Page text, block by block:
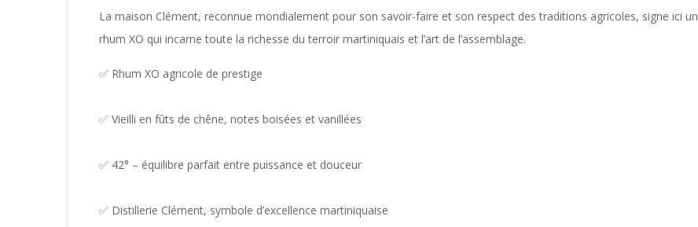
La maison Clément, reconnue mondialement pour son savoir-faire et son respect des traditions agricoles, signe ici un
rhum XO qui incarne toute la richesse du terroir martiniquais et l’art de l’assemblage.
✅ Rhum XO agricole de prestige
✅ Vieilli en fûts de chêne, notes boisées et vanillées
✅ 42° – équilibre parfait entre puissance et douceur
✅ Distillerie Clément, symbole d’excellence martiniquaise